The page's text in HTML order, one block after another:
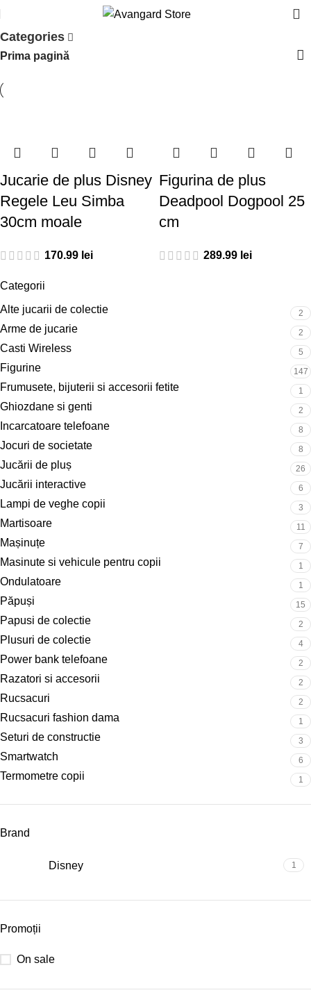
Categories
Categorii
Alte jucarii de colectie
2
Arme de jucarie 2
Casti Wireless 5
Figurine 147
Frumusete, bijuterii si accesorii fetite 1
Ghiozdane si genti 2
Incarcatoare telefoane 8
Jocuri de societate 8
Jucării de pluș 26
Jucării interactive 6
Lampi de veghe copii 3
Martisoare 11
Mașinuțe 7
Masinute si vehicule pentru copii 1
Ondulatoare 1
Păpuși 15
Papusi de colectie 2
Plusuri de colectie 4
Power bank telefoane 2
Razatori si accesorii 2
Rucsacuri 2
Rucsacuri fashion dama 1
Seturi de constructie 3
Smartwatch 6
Termometre copii 1
Brand
Disney 1
Promoții
On sale
Prima pagină
Jucarie de plus Disney
Regele Leu Simba
30cm moale
lei
Figurina de plus
Deadpool Dogpool 25
cm
lei